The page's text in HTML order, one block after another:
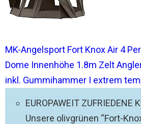
MK-Angelsport Fort Knox Air 4
Dome Innenhöhe 1.8m Zelt
inkl. Gummihammer I extrem
EUROPAWEIT ZUFRIEDENE
Unsere olivgrünen “Fort-